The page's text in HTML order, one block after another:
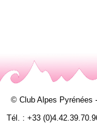
© Club Alpes Pyrénées
Tél. : +33